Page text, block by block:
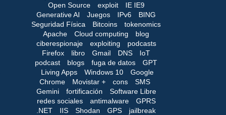
Open Source
exploit
IE IE9
Generative AI
Juegos IPv6
BING
Seguridad Física
Bitcoins
tokenomics
Apache
Cloud computing
blog
ciberespionaje
exploiting
podcasts
Firefox
libro Gmail DNS
IoT
podcast
blogs fuga de datos
GPT
Living Apps
Windows 10
Google
Chrome
Movistar + cons
SMS
Gemini
fortificación
Software Libre
redes sociales
antimalware
GPRS
.NET
IIS Shodan GPS
jailbreak